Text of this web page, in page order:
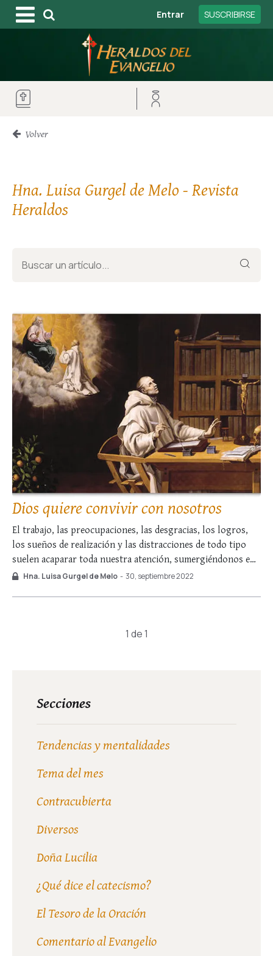
Entrar SUSCRIBIRSE
Volver
Hna. Luisa Gurgel de Melo - Revista
Heraldos
Dios quiere convivir con nosotros
El trabajo, las preocupaciones, las desgracias, los logros,
los sueños de realización y las distracciones de todo tipo
suelen acaparar toda nuestra atención, sumergiéndonos en
una viciosa y constante disipación… Ahora bien, dicen las
Hna. Luisa Gurgel de Melo - 30, septiembre 2022
1 de 1
Secciones
Tendencias y mentalidades
Tema del mes
Contracubierta
Diversos
Doña Lucilia
¿Qué dice el catecismo?
El Tesoro de la Oración
Comentario al Evangelio